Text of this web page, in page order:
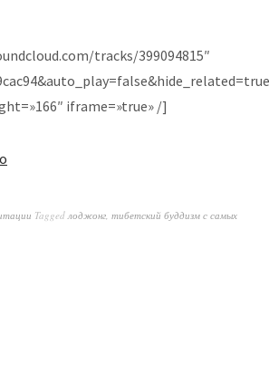
tracks/399094815″
iframe=»true» /]
Taggedлоджонг, тибетский буддизм с самых